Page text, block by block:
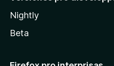
Nightly
Beta